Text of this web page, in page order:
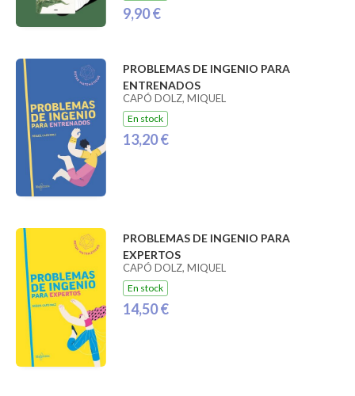
9,90 €
PROBLEMAS DE INGENIO PARA
ENTRENADOS
CAPÓ DOLZ, MIQUEL
En stock
13,20 €
PROBLEMAS DE INGENIO PARA
EXPERTOS
CAPÓ DOLZ, MIQUEL
En stock
14,50 €